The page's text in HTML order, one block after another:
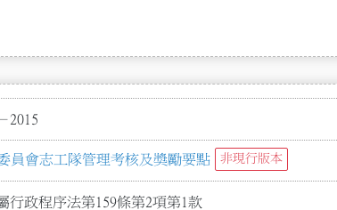
2015
員會志工隊管理考核及獎勵要點 非現行版本
行政程序法第159條第2項第1款